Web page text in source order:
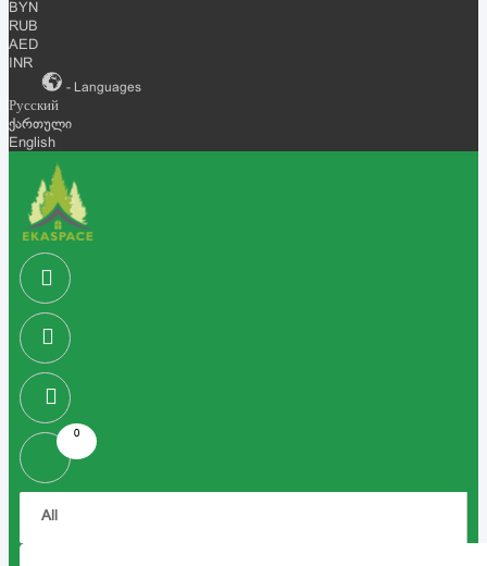
BYN
RUB
AED
INR
- Languages
Русский
ქართული
English
0